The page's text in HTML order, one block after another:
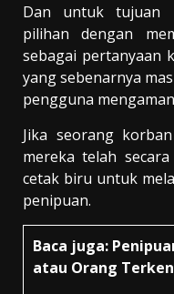
Dan untuk tujuan
pilihan dengan
sebagai pertanyaan
yang sebenarnya
pengguna
Jika seorang
mereka telah
cetak biru untuk
penipuan.
Baca juga:
atau Orang